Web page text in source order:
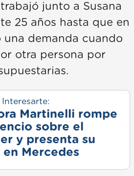
junto a Susana
25 años hasta que en
una demanda cuando
otra persona por
Interesarte:
Martinelli rompe
sobre el
y presenta su
en Mercedes